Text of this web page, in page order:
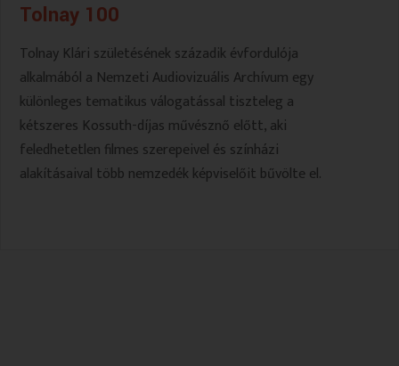
Tolnay 100
Tolnay Klári születésének századik évfordulója
alkalmából a Nemzeti Audiovizuális Archívum egy
különleges tematikus válogatással tiszteleg a
kétszeres Kossuth-díjas művésznő előtt, aki
feledhetetlen filmes szerepeivel és színházi
alakításaival több nemzedék képviselőit bűvölte el.